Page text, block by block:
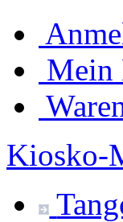
Mein
Kiosko-